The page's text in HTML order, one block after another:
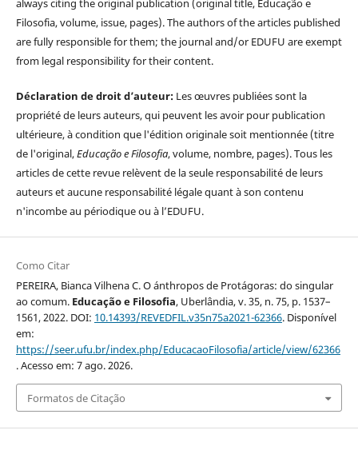
always citing the original publication (original title, Educação e
Filosofia, volume, issue, pages). The authors of the articles published
are fully responsible for them; the journal and/or EDUFU are exempt
from legal responsibility for their content.
Déclaration de droit d’auteur: Les œuvres publiées sont la
propriété de leurs auteurs, qui peuvent les avoir pour publication
ultérieure, à condition que l'édition originale soit mentionnée (titre
de l'original,Educação e Filosofia, volume, nombre, pages). Tous les
articles de cette revue relèvent de la seule responsabilité de leurs
auteurs et aucune responsabilité légale quant à son contenu
n'incombe au périodique ou à l’EDUFU.
Como Citar
PEREIRA, Bianca Vilhena C. O ánthropos de Protágoras: do singular
ao comum. Educação e Filosofia, Uberlândia, v. 35, n. 75, p. 1537–
1561, 2022. DOI: 10.14393/REVEDFIL.v35n75a2021-62366. Disponível
em:
https://seer.ufu.br/index.php/EducacaoFilosofia/article/view/62366
. Acesso em: 7 ago. 2026.
Formatos de Citação